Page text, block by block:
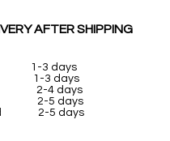
AFTER SHIPPING
1-3 days
3 days
2-4 days
2-5 days
2-5 days